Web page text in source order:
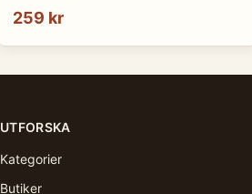
259 kr
UTFORSKA
Kategorier
Butiker